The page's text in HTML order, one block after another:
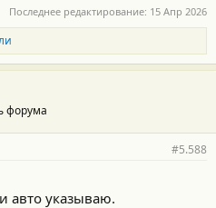
Последнее редактирование: 15 Апр 2026
форума
#5.588
авто указываю.